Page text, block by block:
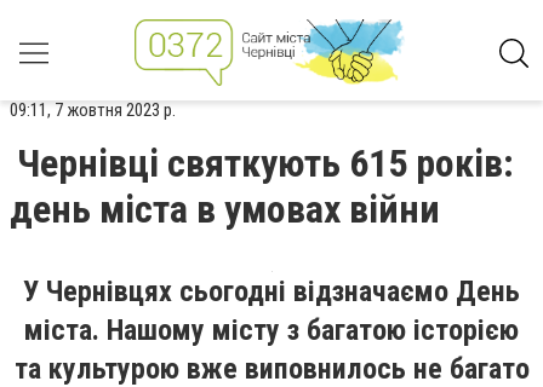
09:11, 7 жовтня 2023 р.
Чернівці святкують 615 років:
день міста в умовах війни
У Чернівцях сьогодні відзначаємо День
міста. Нашому місту з багатою історією
та культурою вже виповнилось не багато